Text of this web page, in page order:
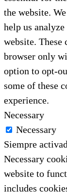
the website.
help us
website.
browser only
option to opt-
some of these
experience.
Necessary
Necessary
Siempre
Necessary
website to
includes